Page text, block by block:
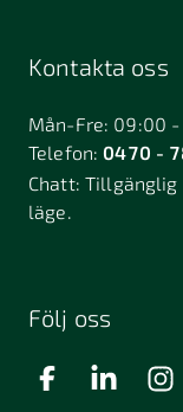
Kontakta oss
Mån-Fre: 09:00
Telefon:0470 -
Chatt:Tillgänglig
läge.
Följ oss